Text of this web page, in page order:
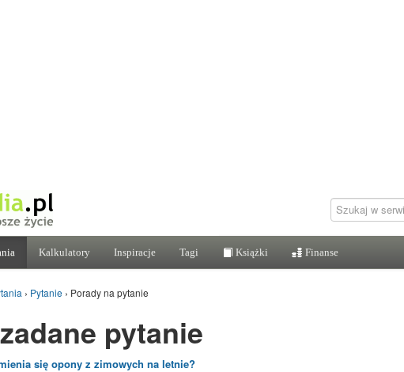
Kalkulatory Inspiracje Tagi Książki Finanse
› Pytanie › Porady na pytanie
pytanie
się opony z zimowych na letnie?